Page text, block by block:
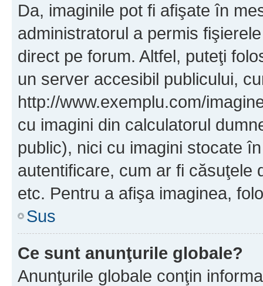
Da, imaginile pot fi afişate în
administratorul a permis
direct pe forum. Altfel, puteţi
un server accesibil publicului,
http://www.exemplu.com/
cu imagini din calculatorul
public), nici cu imagini stocate
autentificare, cum ar fi căsuţele
etc. Pentru a afişa imaginea,
Sus
Ce sunt anunţurile globale?
Anunţurile globale conţin